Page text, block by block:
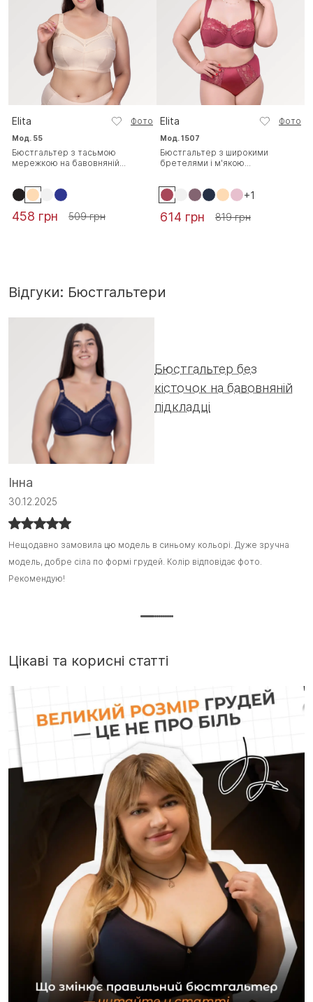
Elita Фото
Мод. 55
Бюстгальтер з тасьмою
мережкою на бавовняній...
458 грн 509 грн
Elita Фото
Мод. 1507
Бюстгальтер з широкими
бретелями і м'якою...
+1
614 грн 819 грн
Відгуки: Бюстгальтери
Бюстгальтер без
кісточок на бавовняній
підкладці
Інна
30.12.2025
Нещодавно замовила цю модель в синьому кольорі. Дуже зручна
модель, добре сіла по формі грудей. Колір відповідає фото.
Рекомендую!
Нещодавно замовила цю модель в синьому кольорі. Дуже зручна
модель, добре сіла по формі грудей. Колір відповідає фото.
Рекомендую! :)
Цікаві та корисні статті